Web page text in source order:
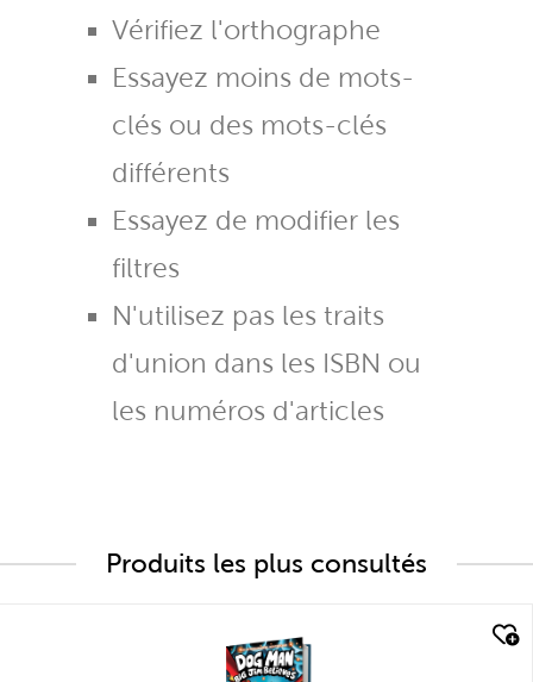
Vérifiez l'orthographe
Essayez moins de mots-
clés ou des mots-clés
différents
Essayez de modifier les
filtres
N'utilisez pas les traits
d'union dans les ISBN ou
les numéros d'articles
Produits les plus consultés